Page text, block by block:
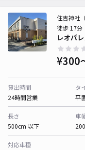
レオパ
住吉神社
徒歩 17分
¥300
貸出時間
24時間営業
タ
平
長さ
500cm 以下
車
対応車種